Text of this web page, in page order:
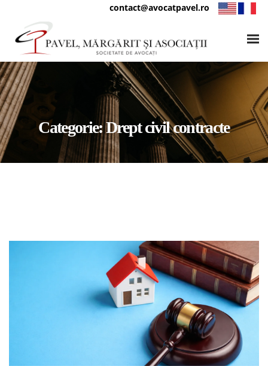
contact@avocatpavel.ro
Categorie:Drept civil contracte